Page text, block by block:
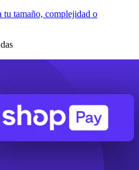
tu tamaño, complejidad o